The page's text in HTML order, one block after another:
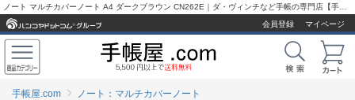
会員登録
マイページ
手帳屋.com
ノート：マルチカバーノート